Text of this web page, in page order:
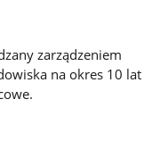
zarządzeniem
na okres 10 lat